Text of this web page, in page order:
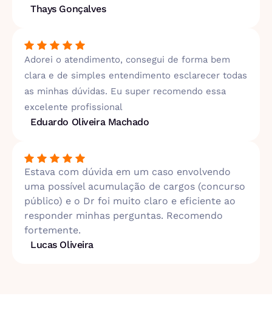
Thays Gonçalves
Adorei o atendimento, consegui de forma bem
clara e de simples entendimento esclarecer todas
as minhas dúvidas. Eu super recomendo essa
excelente profissional
Eduardo Oliveira Machado
Estava com dúvida em um caso envolvendo
uma possível acumulação de cargos (concurso
público) e o Dr foi muito claro e eficiente ao
responder minhas perguntas. Recomendo
fortemente.
Lucas Oliveira